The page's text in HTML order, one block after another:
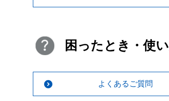
困ったとき・使
よくあるご質問